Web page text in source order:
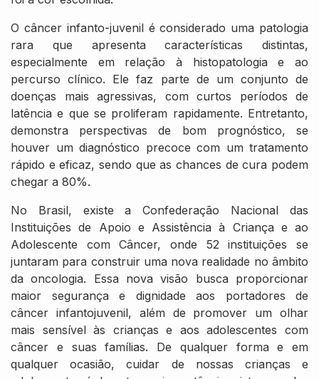
O câncer infanto-juvenil é considerado uma patologia
rara que apresenta características distintas,
especialmente em relação à histopatologia e ao
percurso clínico. Ele faz parte de um conjunto de
doenças mais agressivas, com curtos períodos de
latência e que se proliferam rapidamente. Entretanto,
demonstra perspectivas de bom prognóstico, se
houver um diagnóstico precoce com um tratamento
rápido e eficaz, sendo que as chances de cura podem
chegar a 80%.
No Brasil, existe a Confederação Nacional das
Instituições de Apoio e Assistência à Criança e ao
Adolescente com Câncer, onde 52 instituições se
juntaram para construir uma nova realidade no âmbito
da oncologia. Essa nova visão busca proporcionar
maior segurança e dignidade aos portadores de
câncer infantojuvenil, além de promover um olhar
mais sensível às crianças e aos adolescentes com
câncer e suas famílias. De qualquer forma e em
qualquer ocasião, cuidar de nossas crianças e